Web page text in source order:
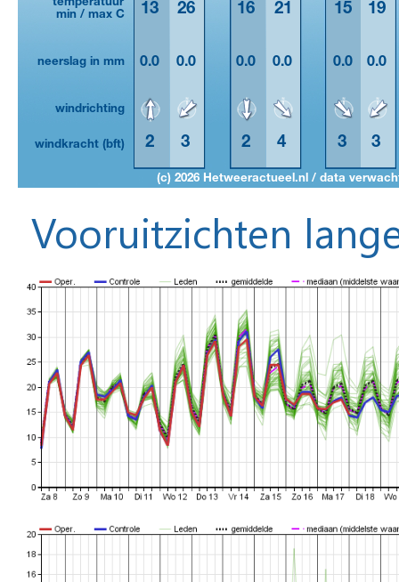
Vooruitzichten